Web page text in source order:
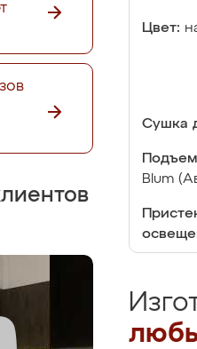
Цвет:
Сушка
Blum